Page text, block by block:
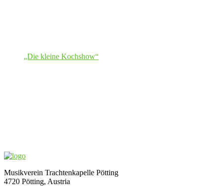
„Die kleine Kochshow“
Musikverein Trachtenkapelle Pötting
4720 Pötting, Austria